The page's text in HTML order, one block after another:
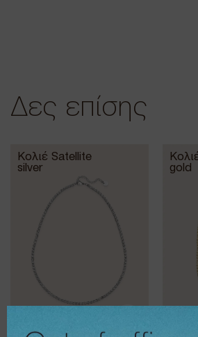
Δες επίσης
Κολιέ Satellite
silver
€26,00
gold
€